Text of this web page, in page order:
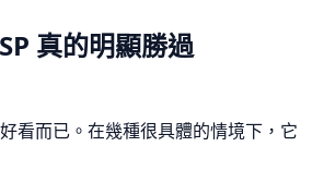
真的明顯勝過
看而已。在幾種很具體的情境下，它